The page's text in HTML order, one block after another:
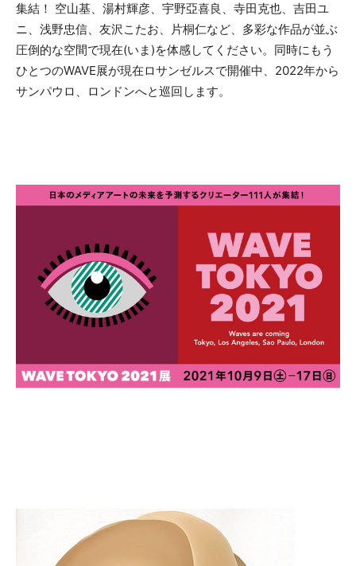
集結！ 空山基、湯村輝彦、宇野亞喜良、寺田克也、吉田ユ
ニ、浅野忠信、友沢こたお、片桐仁など、多彩な作品が並ぶ
圧倒的な空間で現在(いま)を体感してください。同時にもう
ひとつのWAVE展が現在ロサンゼルスで開催中、2022年から
サンパウロ、ロンドンへと巡回します。